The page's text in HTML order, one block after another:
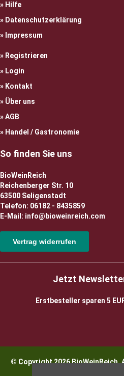
Hilfe
Datenschutzerklärung
Impressum
Registrieren
Login
Kontakt
Über uns
AGB
Handel / Gastronomie
So finden Sie uns
BioWeinReich
Reichenberger Str. 10
63500 Seligenstadt
Telefon: 06182 - 8435859
E-Mail: info@bioweinreich.com
Vertrag widerrufen
Jetzt
Erstbesteller sparen 5
© Copyright 2026